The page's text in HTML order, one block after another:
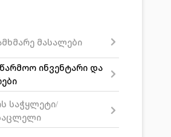
მასალები
ინვენტარი და
საჭყლეტი/